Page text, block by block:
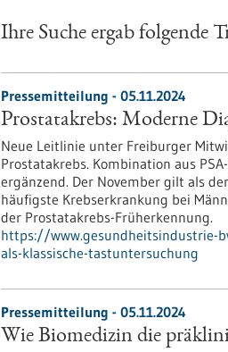
Ihre Suche ergab folgende
Pressemitteilung - 05.11.2024
Prostatakrebs: Moderne
Neue Leitlinie unter Freiburger
Prostatakrebs. Kombination aus
ergänzend. Der November gilt als
häufigste Krebserkrankung bei
der Prostatakrebs-Früherkennung.
https://www.gesundheitsindustrie-
als-klassische-tastuntersuchung
Pressemitteilung - 05.11.2024
Wie Biomedizin die